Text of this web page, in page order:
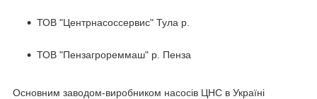
ТОВ "Центрнасоссервис" Тула р.
ТОВ "Пензагрореммаш" р. Пенза
Основним заводом-виробником насосів ЦНС в Україні